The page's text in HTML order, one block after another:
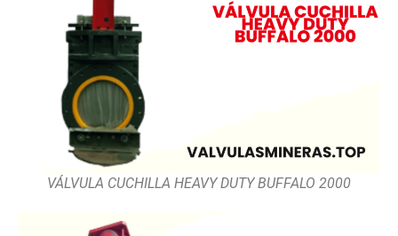
VÁLVULA CUCHILLA HEAVY DUTY BUFFALO 2000